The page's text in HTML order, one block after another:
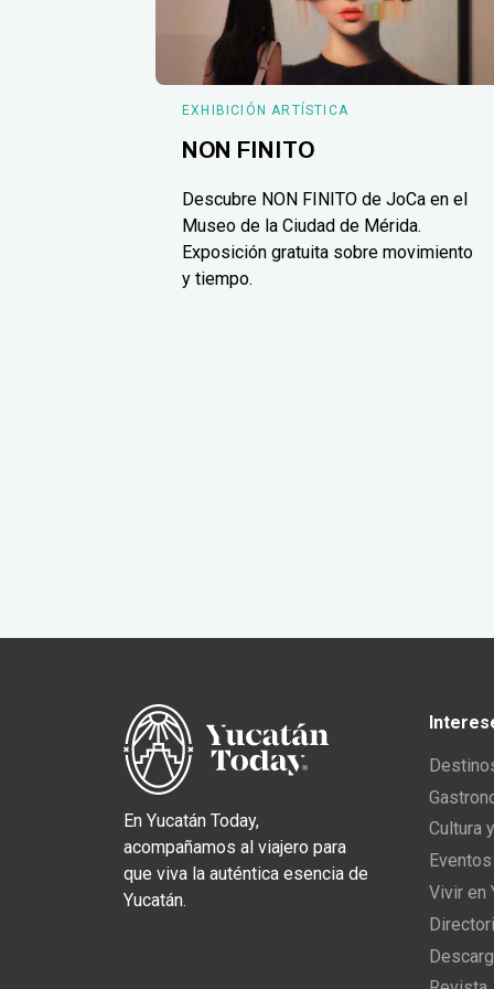
EXHIBICIÓN ARTÍSTICA
NON FINITO
Descubre NON FINITO de JoCa en el
Museo de la Ciudad de Mérida.
Exposición gratuita sobre movimiento
y tiempo.
En Yucatán Today,
acompañamos al viajero para
que viva la auténtica esencia de
Yucatán.
Cultura
Vivir en